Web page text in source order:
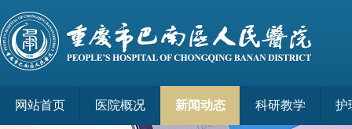
网站首页 医院概况 新闻动态 科研教学 护